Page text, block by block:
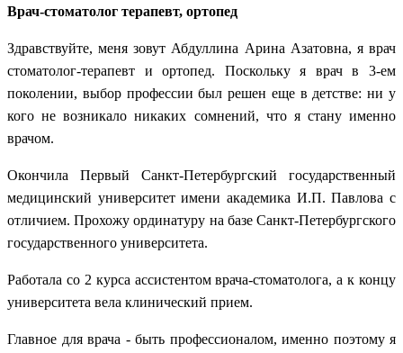
Врач-стоматолог терапевт, ортопед
Здравствуйте, меня зовут Абдуллина Арина Азатовна, я врач
стоматолог-терапевт и ортопед. Поскольку я врач в 3-ем
поколении, выбор профессии был решен еще в детстве: ни у
кого не возникало никаких сомнений, что я стану именно
врачом.
Окончила Первый Санкт-Петербургский государственный
медицинский университет имени академика И.П. Павлова с
отличием. Прохожу ординатуру на базе Санкт-Петербургского
государственного университета.
Работала со 2 курса ассистентом врача-стоматолога, а к концу
университета вела клинический прием.
Главное для врача - быть профессионалом, именно поэтому я